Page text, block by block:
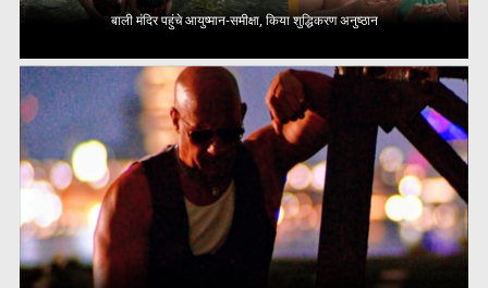
बाली मंदिर पहुंचे आयुष्मान-समीक्षा, किया शुद्धिकरण अनुष्ठान